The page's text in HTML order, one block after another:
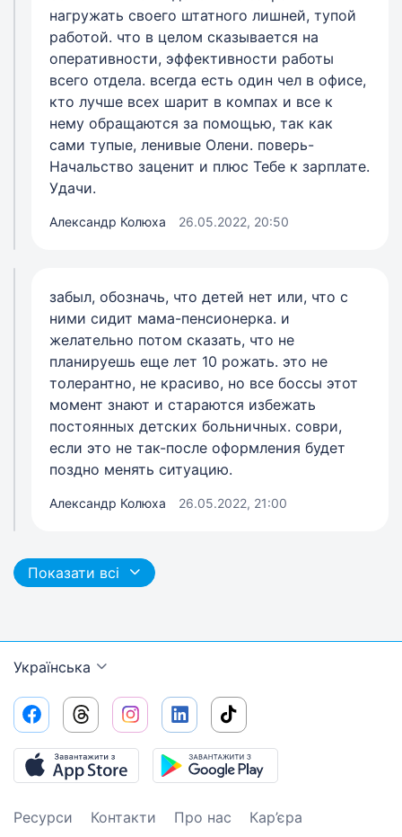
нагружать своего штатного лишней, тупой
работой. что в целом сказывается на
оперативности, эффективности работы
всего отдела. всегда есть один чел в офисе,
кто лучше всех шарит в компах и все к
нему обращаются за помощью, так как
сами тупые, ленивые Олени. поверь-
Начальство заценит и плюс Тебе к зарплате.
Удачи.
Александр Колюха 26.05.2022, 20:50
забыл, обозначь, что детей нет или, что с
ними сидит мама-пенсионерка. и
желательно потом сказать, что не
планируешь еще лет 10 рожать. это не
толерантно, не красиво, но все боссы этот
момент знают и стараются избежать
постоянных детских больничных. соври,
если это не так-после оформления будет
поздно менять ситуацию.
Александр Колюха 26.05.2022, 21:00
Показати всі
Українська
Ресурси Контакти Про нас
Кар’єра